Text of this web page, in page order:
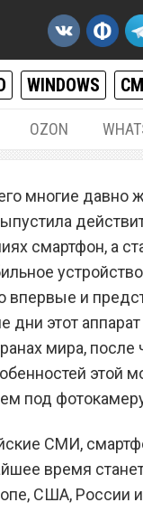
WINDOWS
OZON
с
и
многие давно
смартфон, а
впервые и
дни этот аппарат
мира, после
этой
под
СМИ,
время
США, России